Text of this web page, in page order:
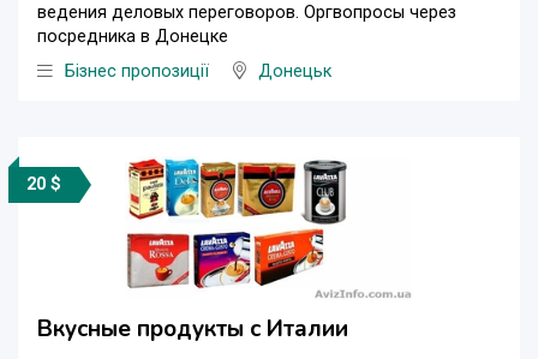
ведения деловых переговоров. Оргвопросы через
посредника в Донецке
Бізнес пропозиції
Донецьк
20 $
Вкусные продукты с Италии